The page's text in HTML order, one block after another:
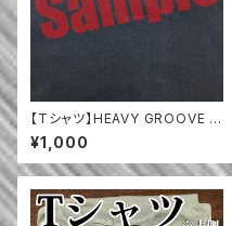
【Tシャツ】HEAVY GROOVE (2
002年)
¥1,000